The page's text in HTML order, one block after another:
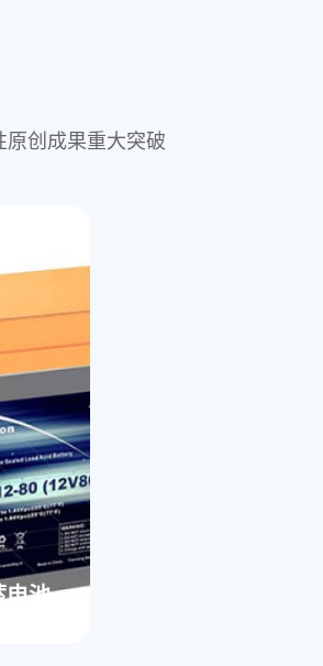
创成果重大突破
动车两大领域，具
低温充放电能力
线，已完成产品
进场景应用验证
充电，-20 ℃放电
次，十大安全检
循环寿命在1万次
性和经济性都超
磷酸铁锂超低温技术，打破行业瓶颈，
超低温容量保持>90%
保持>90%
温储能、军工、航空航天等极限条件领域
电池